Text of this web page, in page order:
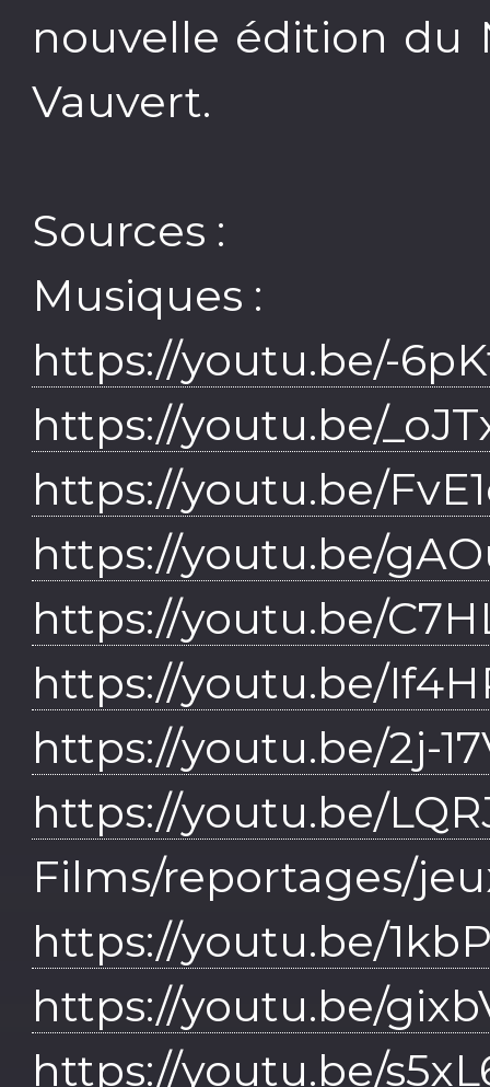
nouvelle édition du
Vauvert.
Sources :
Musiques :
https://youtu.be/-
https://youtu.be/
https://youtu.be/
https://youtu.be/
https://youtu.be/
https://youtu.be/
https://youtu.be/2j-
https://youtu.be/
Films/reportages/
https://youtu.be/
https://youtu.be/
https://youtu.be/